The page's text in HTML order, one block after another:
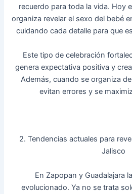
recuerdo para toda la vida. Hoy
organiza revelar el sexo del bebé
cuidando cada detalle para que
Este tipo de celebración
genera expectativa positiva y
Además, cuando se organiza
evitan errores y se
2. Tendencias actuales para
Jalisco
En Zapopan y Guadalajara
evolucionado. Ya no se trata